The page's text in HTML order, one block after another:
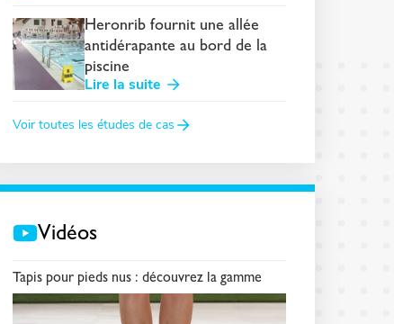
Heronrib fournit une allée
antidérapante au bord de la
piscine
Lire la suite
Voir toutes les études de cas
Vidéos
Tapis pour pieds nus : découvrez la gamme